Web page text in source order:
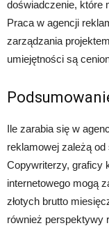
doświadczenie, które
Praca w agencji
zarządzania
umiejętności są
Ile zarabia się w
reklamowej zależą
Copywriterzy, graficy
internetowego mogą
złotych brutto
również perspektywy